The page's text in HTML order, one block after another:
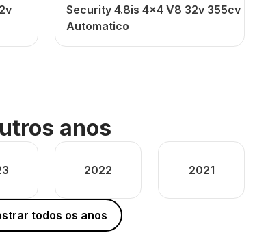
Security 4.8is 4x4 V8 32v 355cv
Automatico
anos
2022 2021
todos os anos